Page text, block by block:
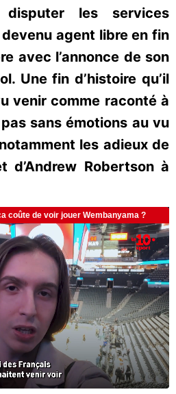
disputer les services
devenu agent libre en fin
avec l’annonce de son
Une fin d’histoire qu’il
venir comme raconté à
sans émotions au vu
les adieux de
d’Andrew Robertson à